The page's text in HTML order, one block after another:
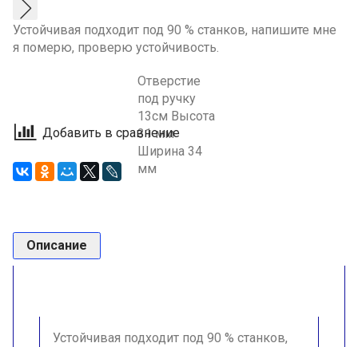
Устойчивая подходит под 90 % станков, напишите мне
я померю, проверю устойчивость.
Отверстие
под ручку
13см Высота
31 мм
Ширина 34
мм
Добавить в сравнение
Описание
Устойчивая подходит под 90 % станков,